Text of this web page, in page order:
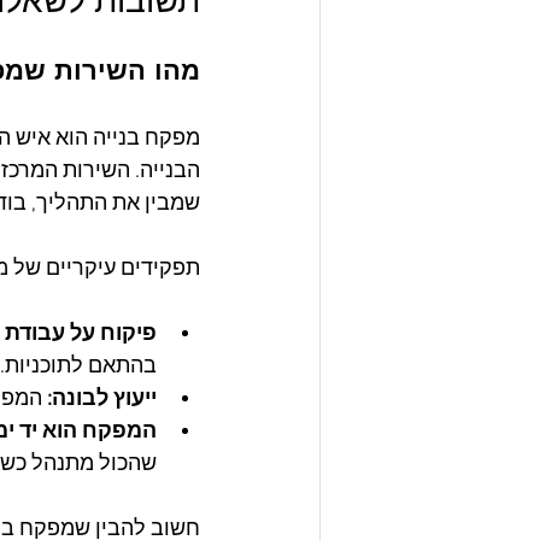
מהו השירות
מפקח בנייה הוא איש
הבנייה. השירות
שמבין את התהליך,
תפקידים עיקריים של
פיקוח על
בהתאם לתוכניות.
ייעוץ לבונה:
המפקח הוא יד
שהכול מתנהל
חשוב להבין שמפקח